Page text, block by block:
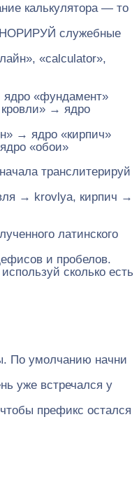
калькулятора — то
служебные
«calculator»,
«фундамент»
кровли» → ядро
→ ядро «кирпич»
«обои»
транслитерируй
→ krovlya, кирпич →
латинского
и пробелов.
сколько есть
По умолчанию начни
уже встречался у
префикс остался